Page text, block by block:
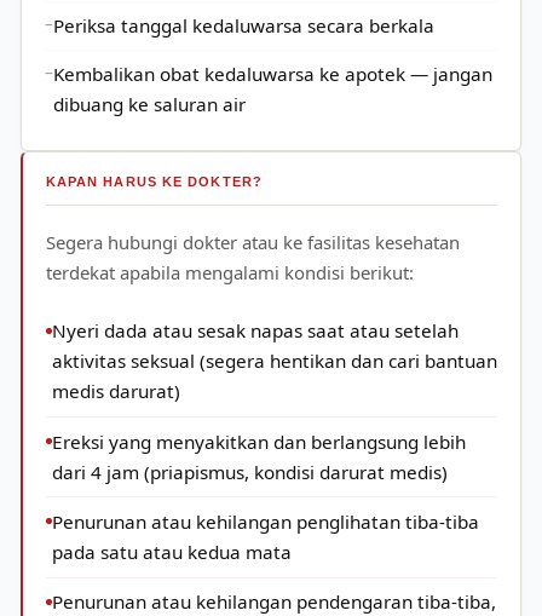
Periksa tanggal kedaluwarsa secara berkala
Kembalikan obat kedaluwarsa ke apotek — jangan
dibuang ke saluran air
KAPAN HARUS KE DOKTER?
Segera hubungi dokter atau ke fasilitas kesehatan
terdekat apabila mengalami kondisi berikut:
Nyeri dada atau sesak napas saat atau setelah
aktivitas seksual (segera hentikan dan cari bantuan
medis darurat)
Ereksi yang menyakitkan dan berlangsung lebih
dari 4 jam (priapismus, kondisi darurat medis)
Penurunan atau kehilangan penglihatan tiba-tiba
pada satu atau kedua mata
Penurunan atau kehilangan pendengaran tiba-tiba,